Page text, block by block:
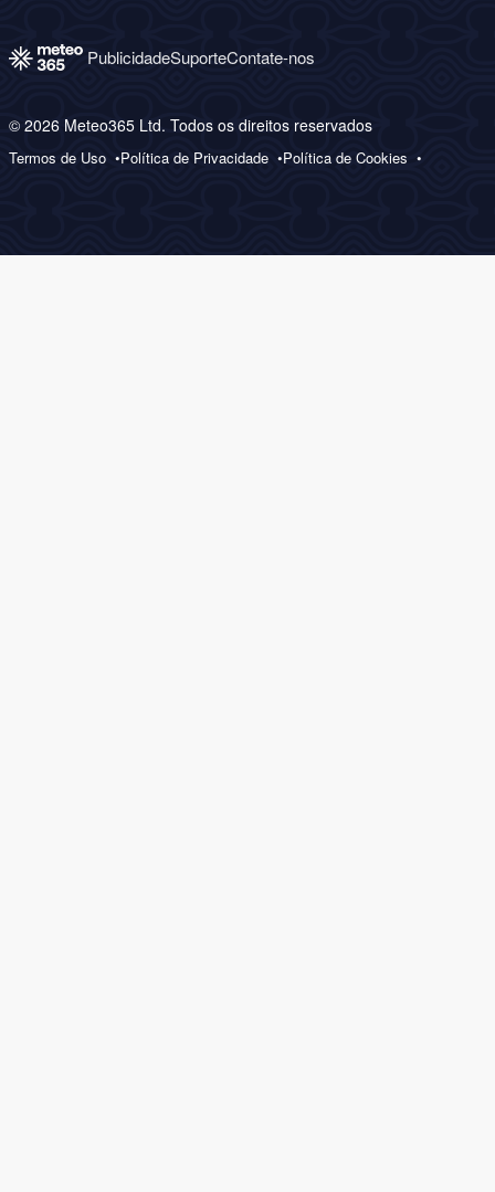
PublicidadeSuporteContate-nos
© 2026 Meteo365 Ltd. Todos os direitos reservados
Termos de Uso Política de Privacidade Política de Cookies